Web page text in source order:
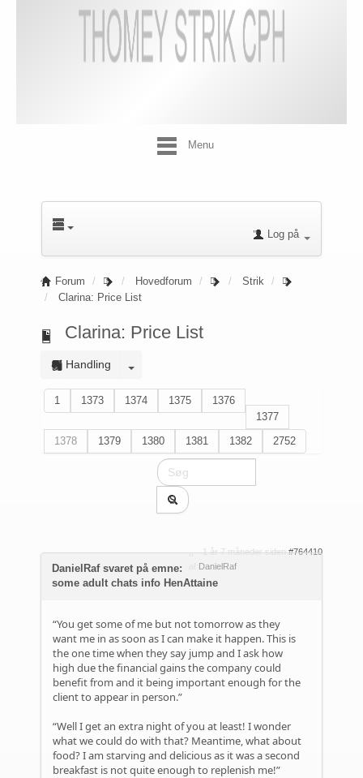
Menu
Log på
Forum Hovedforum
Strik
Clarina: Price List
Clarina: Price List
Handling
1 1373 1374 1375
1376
1377
1378
1379 1380 1381 1382 2752
1 år 7 måneder siden #764410
DanielRaf
DanielRaf svaret på emne:
some adult chats info HenAttaine
“You get some of me but not tomorrow as they
want me in as soon as I can make it happen. This is
the one time when they say jump and I ask how
high due the financial gains the company could
benefit from and it being important enough for the
client to appear in person.”
“Well I get an extra night of you at least! I wonder
what we could do with that? Meantime, what about
food? I am starving and delicious as it was a second
breakfast is not quite enough to replenish me!”